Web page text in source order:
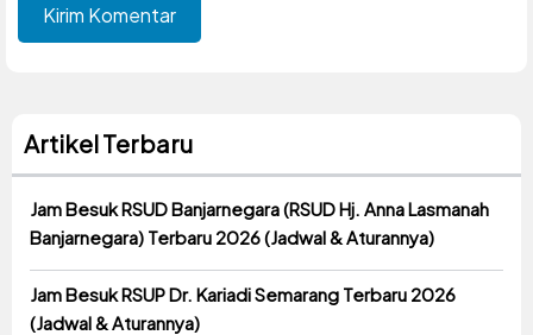
Artikel Terbaru
Jam Besuk RSUD Banjarnegara (RSUD Hj. Anna Lasmanah
Banjarnegara) Terbaru 2026 (Jadwal & Aturannya)
Jam Besuk RSUP Dr. Kariadi Semarang Terbaru 2026
(Jadwal & Aturannya)